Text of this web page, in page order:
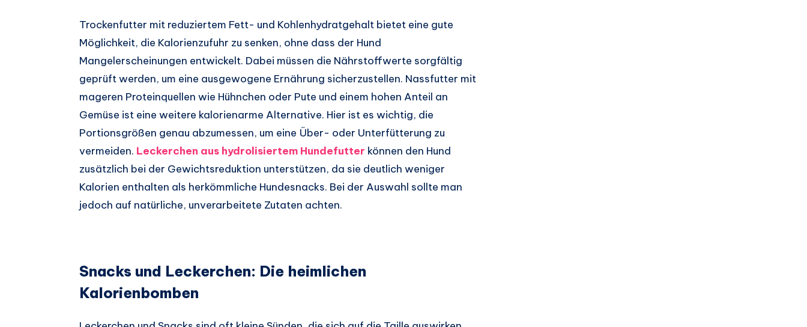
Trockenfutter mit reduziertem Fett- und Kohlenhydratgehalt bietet eine gute
Möglichkeit, die Kalorienzufuhr zu senken, ohne dass der Hund
Mangelerscheinungen entwickelt. Dabei müssen die Nährstoffwerte sorgfältig
geprüft werden, um eine ausgewogene Ernährung sicherzustellen. Nassfutter mit
mageren Proteinquellen wie Hühnchen oder Pute und einem hohen Anteil an
Gemüse ist eine weitere kalorienarme Alternative. Hier ist es wichtig, die
Portionsgrößen genau abzumessen, um eine Über- oder Unterfütterung zu
vermeiden. Leckerchen aus hydrolisiertem Hundefutter können den Hund
zusätzlich bei der Gewichtsreduktion unterstützen, da sie deutlich weniger
Kalorien enthalten als herkömmliche Hundesnacks. Bei der Auswahl sollte man
jedoch auf natürliche, unverarbeitete Zutaten achten.
Snacks und Leckerchen: Die heimlichen
Kalorienbomben